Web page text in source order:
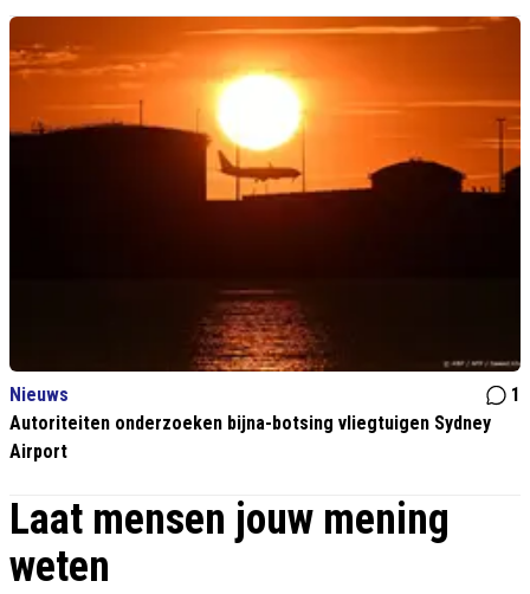
Nieuws
1
Autoriteiten onderzoeken bijna-botsing vliegtuigen Sydney
Airport
Laat mensen jouw mening
weten